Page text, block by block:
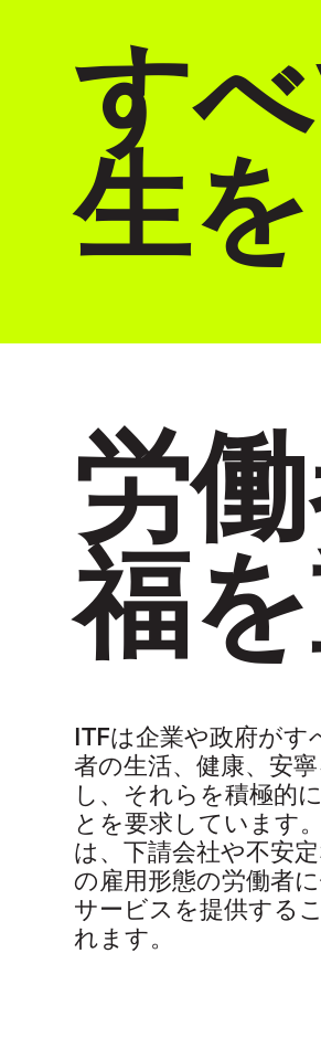
す
生
労
福
ITFは企業や政府がす
者の生活、健康、安
し、それらを積極的
とを要求しています
は、下請会社や不安
の雇用形態の労働者
サービスを提供する
れます。